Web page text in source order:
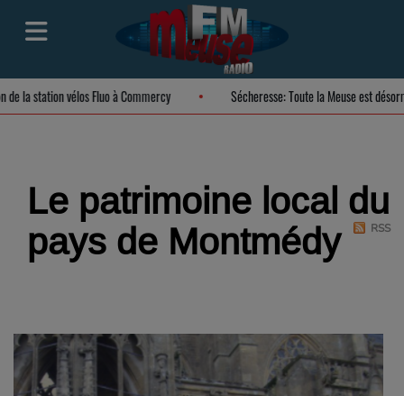
de la station vélos Fluo à Commercy Sécheresse: Toute la Meuse est
Le patrimoine local du
pays de Montmédy
RSS